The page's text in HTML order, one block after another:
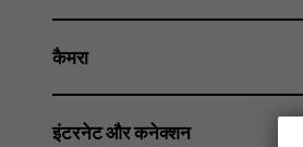
कैमरा
इंटरनेट और कनेक्शन